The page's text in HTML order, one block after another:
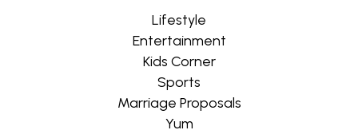
Lifestyle
Entertainment
Kids Corner
Sports
Marriage Proposals
Yum